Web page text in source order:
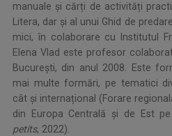
manuale și cărți de activități
Litera, dar și al unui Ghid de
mici, în colaborare cu Institutul
Elena Vlad este profesor
București, din anul 2008. Este
mai multe formări, pe tematici
cât și internațional (Forare
din Europa Centrală și de Est
petits, 2022).